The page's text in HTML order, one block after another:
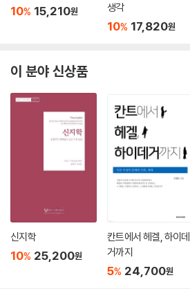
10% 15,210원
생각
10% 17,820원
이 분야 신상품
신지학
10% 25,200원
칸트에서 헤겔, 하이데
거까지
5% 24,700원